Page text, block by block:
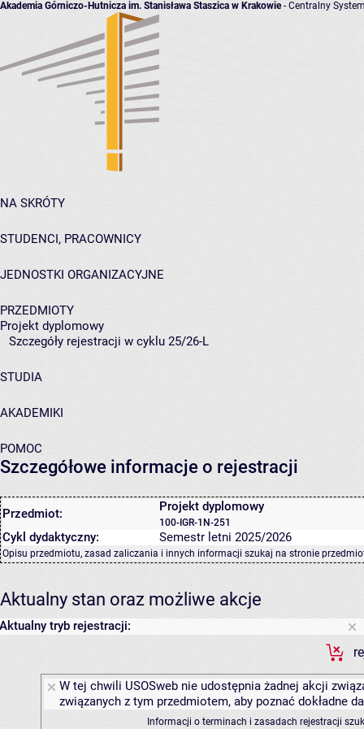
Akademia Górniczo-Hutnicza im. Stanisława Staszica w Krakowie- Centralny
NA SKRÓTY
STUDENCI, PRACOWNICY
JEDNOSTKI ORGANIZACYJNE
PRZEDMIOTY
Projekt dyplomowy
Szczegóły rejestracji w cyklu 25/26-L
STUDIA
AKADEMIKI
POMOC
Szczegółowe informacje o rejestracji
Przedmiot: Projekt dyplomowy
100-IGR-1N-251
Cykl dydaktyczny: Semestr letni 2025/2026
Opisu przedmiotu, zasad zaliczania i innych informacji szukaj na stronie
Aktualny stan oraz możliwe akcje
Aktualny tryb rejestracji:
W tej chwili USOSweb nie udostępnia żadnej akcji
związanych z tym przedmiotem, aby poznać dokładne
Informacji o terminach i zasadach rejestracji